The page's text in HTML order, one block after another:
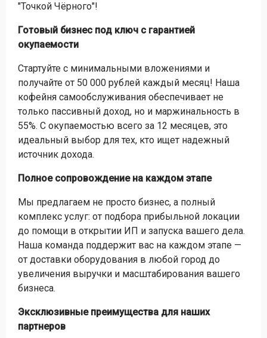
"Точкой Чёрного"!
Готовый бизнес под ключ с гарантией
окупаемости
Стартуйте с минимальными вложениями и
получайте от 50 000 рублей каждый месяц! Наша
кофейня самообслуживания обеспечивает не
только пассивный доход, но и маржинальность в
55%. С окупаемостью всего за 12 месяцев, это
идеальный выбор для тех, кто ищет надежный
источник дохода.
Полное сопровождение на каждом этапе
Мы предлагаем не просто бизнес, а полный
комплекс услуг: от подбора прибыльной локации
до помощи в открытии ИП и запуска вашего дела.
Наша команда поддержит вас на каждом этапе —
от доставки оборудования в любой город до
увеличения выручки и масштабирования вашего
бизнеса.
Эксклюзивные преимущества для наших
партнеров